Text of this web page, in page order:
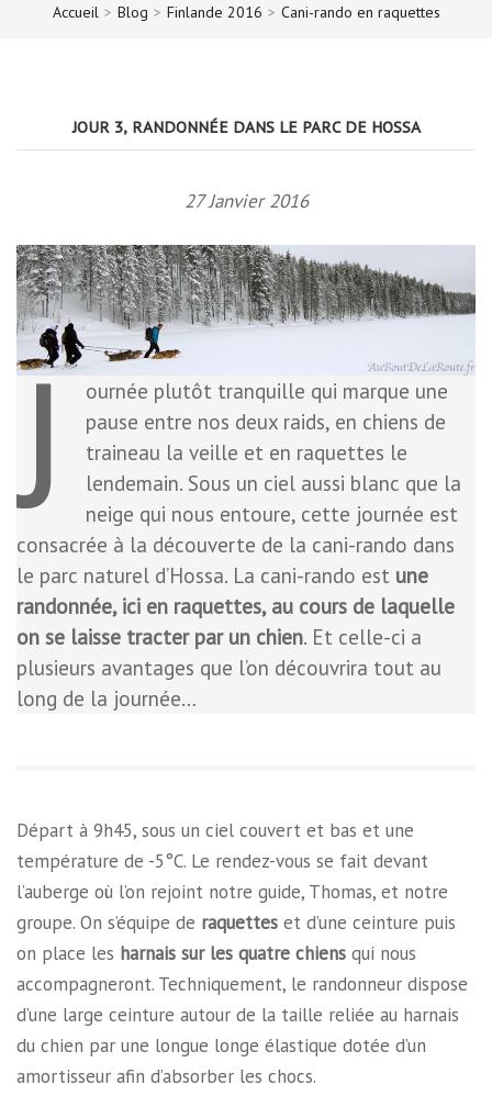
Accueil > Blog > Finlande 2016 > Cani-rando en raquettes
JOUR 3, RANDONNÉE DANS LE PARC DE HOSSA
27 Janvier 2016
J
ournée plutôt tranquille qui marque une
pause entre nos deux raids, en chiens de
traineau la veille et en raquettes le
lendemain. Sous un ciel aussi blanc que la
neige qui nous entoure, cette journée est
consacrée à la découverte de la cani-rando dans
le parc naturel d’Hossa. La cani-rando est une
randonnée, ici en raquettes, au cours de laquelle
on se laisse tracter par un chien. Et celle-ci a
plusieurs avantages que l’on découvrira tout au
long de la journée…
Départ à 9h45, sous un ciel couvert et bas et une
température de -5°C. Le rendez-vous se fait devant
l’auberge où l’on rejoint notre guide, Thomas, et notre
groupe. On s’équipe de raquettes et d’une ceinture puis
on place les harnais sur les quatre chiens qui nous
accompagneront. Techniquement, le randonneur dispose
d’une large ceinture autour de la taille reliée au harnais
du chien par une longue longe élastique dotée d’un
amortisseur afin d’absorber les chocs.